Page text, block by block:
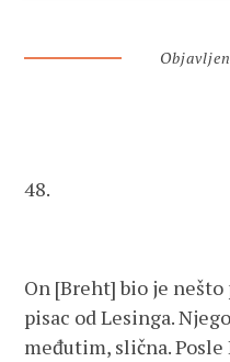
48.
On [Breht] bio je
pisac od Lesinga.
međutim, slična.